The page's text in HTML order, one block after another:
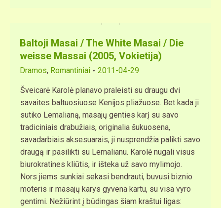
Baltoji Masai / The White Masai / Die
weisse Massai (2005, Vokietija)
Dramos, Romantiniai 2011-04-29
Šveicarė Karolė planavo praleisti su draugu dvi
savaites baltuosiuose Kenijos pliažuose. Bet kada ji
sutiko Lemalianą, masajų genties karį su savo
tradiciniais drabužiais, originalia šukuosena,
savadarbiais aksesuarais, ji nusprendžia palikti savo
draugą ir pasilikti su Lemalianu. Karolė nugali visus
biurokratines kliūtis, ir išteka už savo mylimojo.
Nors jiems sunkiai sekasi bendrauti, buvusi biznio
moteris ir masajų karys gyvena kartu, su visa vyro
gentimi. Nežiūrint į būdingas šiam kraštui ligas: